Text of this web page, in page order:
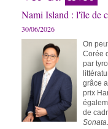
Nami Island : l'île de
30/06/2026
On
Corée
par
grâce
prix
de
Sonata.